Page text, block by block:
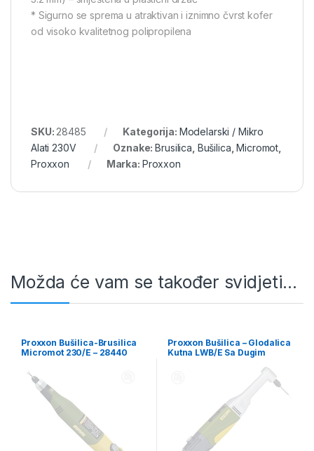
* Sigurno se sprema u atraktivan i iznimno čvrst kofer
od visoko kvalitetnog polipropilena
SKU: 28485 Kategorija: Modelarski / Mikro
Alati 230V
Oznake:Brusilica Bušilica ,Micromot
Proxxon
Marka: Proxxon
Možda će vam se također svidjeti…
Proxxon Bušilica-Brusilica
Micromot 230/E – 28440
Proxxon Bušilica – Glodalica
Kutna LWB/E Sa Dugim